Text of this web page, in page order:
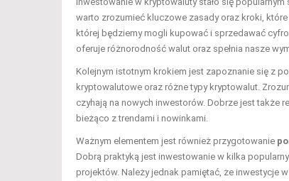
warto zrozumieć kluczowe zasady oraz kroki,
której będziemy mogli kupować i sprzedawać
oferuje różnorodność walut oraz spełnia nasze
Kolejnym istotnym krokiem jest zapoznanie się z
kryptowalutowe oraz różne typy kryptowalut.
czyhają na nowych inwestorów. Dobrze jest także
bieżąco z trendami i nowinkami.
Ważnym elementem jest również przygotowanie
Dobrą praktyką jest inwestowanie w kilka
projektów. Należy jednak pamiętać, że inwestycje